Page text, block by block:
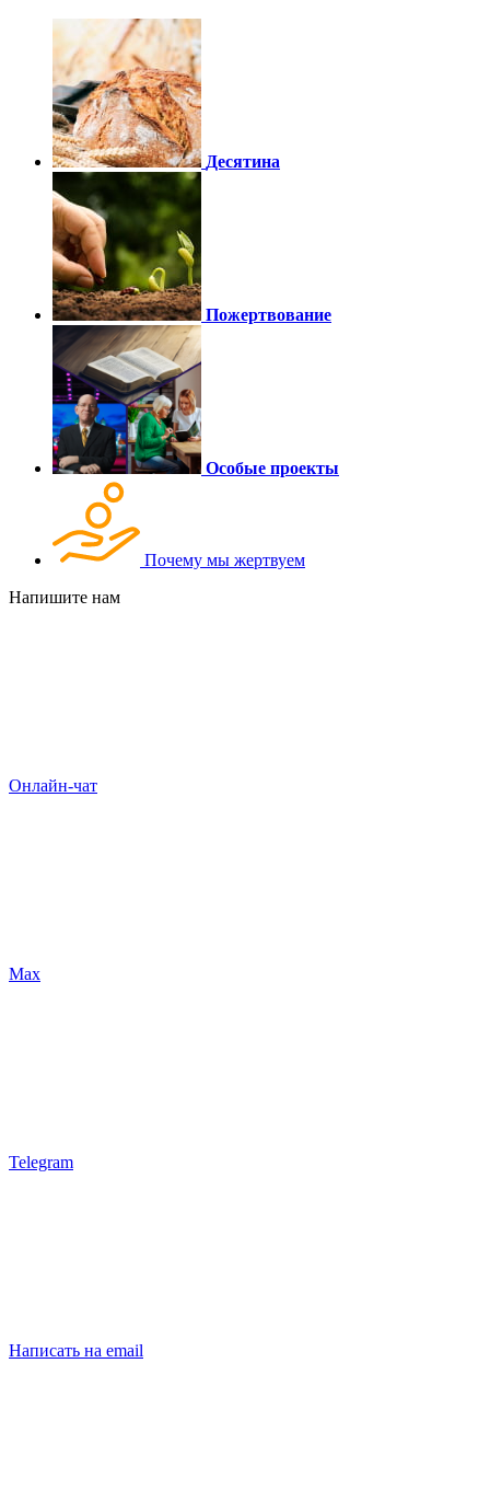
Десятина
Пожертвование
Особые проекты
Почему мы жертвуем
Напишите нам
Онлайн-чат
Max
Telegram
Написать на email